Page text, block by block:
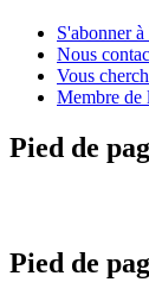
S'abonner
Nous
Vous
Membre de
Pied de
Pied de